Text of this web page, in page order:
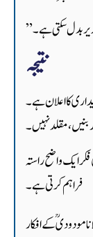
بدل سکتی ہے۔”
نتیجہ
کا اعلان ہے۔
بنیں، مقلد نہیں۔
ایک واضح راستہ
فراہم کرتی ہے۔
مودودیؒ کے افکار